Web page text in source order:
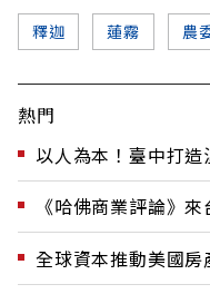
釋迦 蓮霧 農
熱門
以人為本！臺中打
《哈佛商業評論》來
全球資本推動美國房